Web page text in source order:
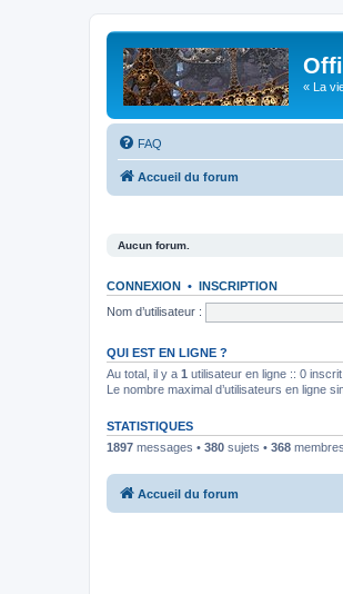
« La
FAQ
Accueil du forum
Aucun forum.
CONNEXION • INSCRIPTION
Nom d’utilisateur :
QUI EST EN LIGNE ?
Au total, il y a 1 utilisateur en ligne :: 0
Le nombre maximal d’utilisateurs en ligne
STATISTIQUES
1897 messages • 380 sujets • 368
Accueil du forum